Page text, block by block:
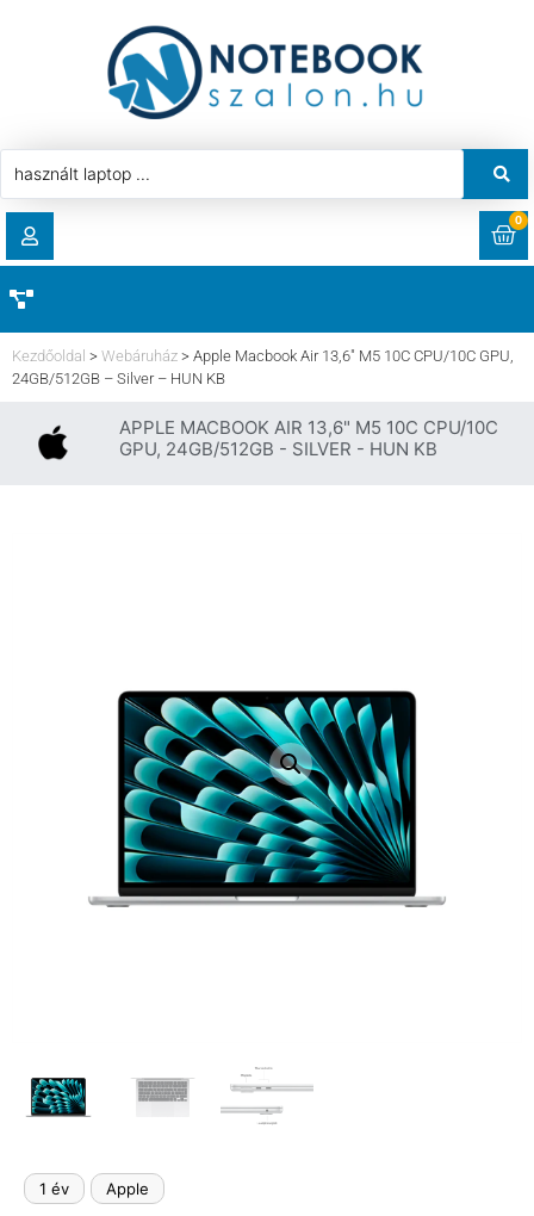
LETÖLTÉSEK
CÍMEK
0
HASZNÁLT LAPTOP
AKCIÓ
Kezdőoldal > Webáruház > Apple Macbook Air 13,6″ M5 10C CPU/10C GPU,
24GB/512GB – Silver – HUN KB
APPLE MACBOOK AIR 13,6" M5 10C CPU/10C
GPU, 24GB/512GB - SILVER - HUN KB
1 év Apple